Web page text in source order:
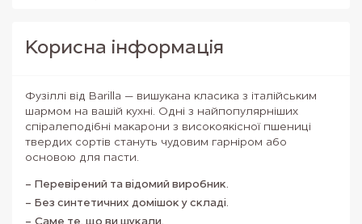
Корисна iнформацiя
Фузіллі від Barilla — вишукана класика з італійським
шармом на вашій кухні. Одні з найпопулярніших
спіралеподібні макарони з високоякісної пшениці
твердих сортів стануть чудовим гарніром або
основою для пасти.
Перевірений та відомий виробник.
Без синтетичних домішок у складі.